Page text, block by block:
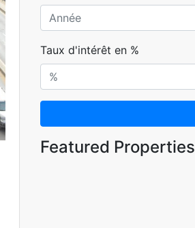
Taux d'intérêt en %
Featured Properties